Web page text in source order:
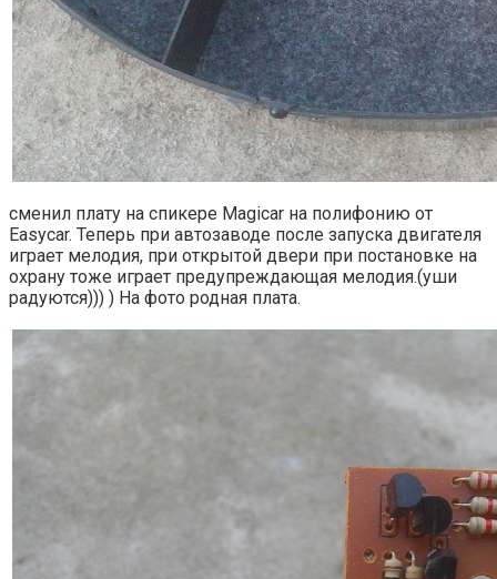
сменил плату на спикере Magicar на полифонию от
Easycar. Теперь при автозаводе после запуска двигателя
играет мелодия, при открытой двери при постановке на
охрану тоже играет предупреждающая мелодия.(уши
радуются))) ) На фото родная плата.